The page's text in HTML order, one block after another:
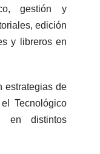
gestión y
edición
y libreros en
estrategias de
Tecnológico
en distintos